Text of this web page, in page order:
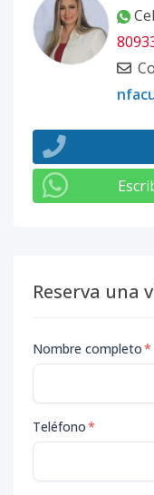
Reserva una
Nombre completo*
Teléfono*